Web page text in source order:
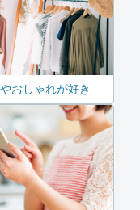
おしゃれが好き